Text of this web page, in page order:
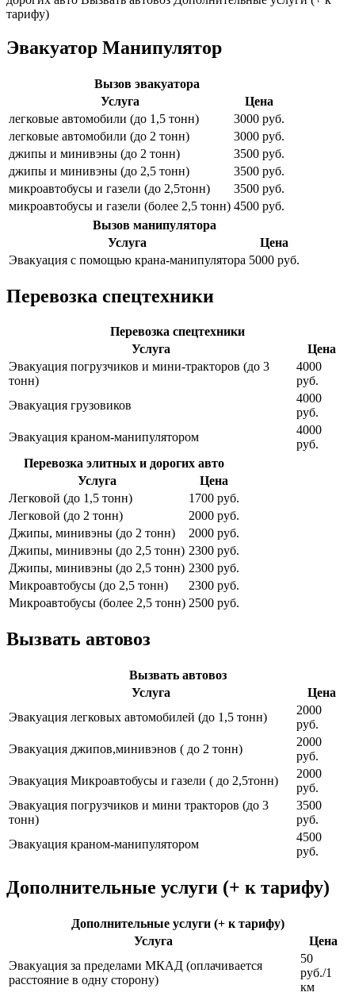
тарифу)
Эвакуатор Манипулятор
Вызов эвакуатора
Услуга
Цена
легковые автомобили (до 1,5 тонн)
3000 руб.
легковые автомобили (до 2 тонн)
3000 руб.
джипы и минивэны (до 2 тонн)
3500 руб.
джипы и минивэны (до 2,5 тонн)
3500 руб.
микроавтобусы и газели (до 2,5тонн)
3500 руб.
микроавтобусы и газели (более 2,5 тонн) 4500 руб.
Вызов манипулятора
Услуга
Цена
Эвакуация с помощью крана-манипулятора 5000 руб.
Перевозка спецтехники
Перевозка спецтехники
Услуга
Цена
Эвакуация погрузчиков и мини-тракторов (до 3
тонн)
4000
руб.
Эвакуация грузовиков
4000
руб.
Эвакуация краном-манипулятором
4000
руб.
Перевозка элитных и дорогих авто
Услуга
Цена
Легковой (до 1,5 тонн)
1700 руб.
Легковой (до 2 тонн)
2000 руб.
Джипы, минивэны (до 2 тонн)
2000 руб.
Джипы, минивэны (до 2,5 тонн) 2300 руб.
Джипы, минивэны (до 2,5 тонн) 2300 руб.
Микроавтобусы (до 2,5 тонн)
2300 руб.
Микроавтобусы (более 2,5 тонн) 2500 руб.
Вызвать автовоз
Вызвать автовоз
Услуга
Цена
Эвакуация легковых автомобилей (до 1,5 тонн)
2000
руб.
Эвакуация джипов,минивэнов ( до 2 тонн)
2000
руб.
Эвакуация Микроавтобусы и газели ( до 2,5тонн)
2000
руб.
Эвакуация погрузчиков и мини тракторов (до 3
тонн)
3500
руб.
Эвакуация краном-манипулятором
4500
руб.
Дополнительные услуги (+ к тарифу)
Дополнительные услуги (+ к тарифу)
Услуга
Цена
Эвакуация за пределами МКАД (оплачивается
расстояние в одну сторону)
50
руб./1
км